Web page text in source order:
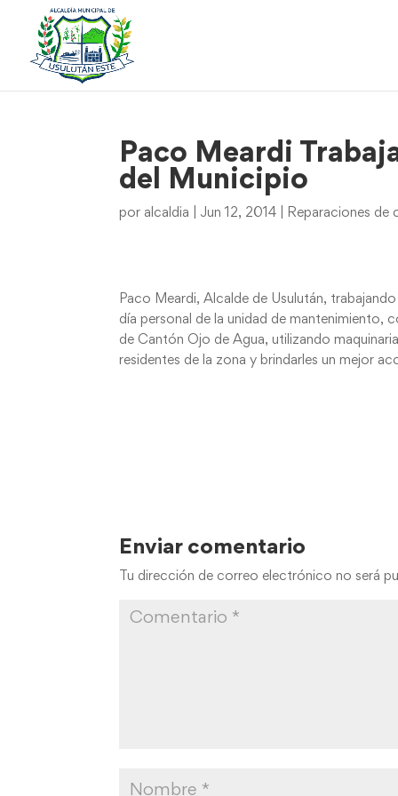
Paco Meardi
del Municipio
por alcaldia Jun 12, 2014 Reparaciones de
Paco Meardi, Alcalde de Usulután,
día personal de la unidad de mantenimiento,
de Cantón Ojo de Agua, utilizando
residentes de la zona y brindarles un mejor
Enviar comentario
Tu dirección de correo electrónico no será